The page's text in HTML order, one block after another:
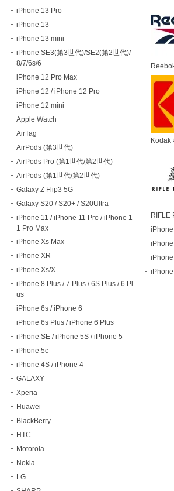
iPhone 13 Pro
iPhone 13
iPhone 13 mini
iPhone SE3(第3世代)/SE2(第2世代)/
8/7/6s/6
iPhone 12 Pro Max
iPhone 12 / iPhone 12 Pro
iPhone 12 mini
Apple Watch
AirTag
AirPods (第3世代)
AirPods Pro (第1世代/第2世代)
AirPods (第1世代/第2世代)
Galaxy Z Flip3 5G
Galaxy S20 / S20+ / S20Ultra
iPhone 11 / iPhone 11 Pro / iPhone 1
1 Pro Max
iPhone Xs Max
iPhone XR
iPhone Xs/X
iPhone 8 Plus / 7 Plus / 6S Plus / 6 Pl
us
iPhone 6s / iPhone 6
iPhone 6s Plus / iPhone 6 Plus
iPhone SE / iPhone 5S / iPhone 5
iPhone 5c
iPhone 4S / iPhone 4
GALAXY
Xperia
Huawei
BlackBerry
HTC
Motorola
Nokia
LG
Kodak
RIFLE